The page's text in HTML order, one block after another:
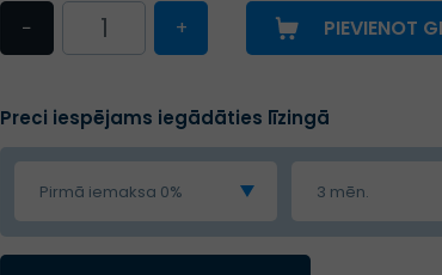
− + PIEVIENOT
Preci iespējams iegādāties līzingā
Pirmā iemaksa 0% 3 mēn.